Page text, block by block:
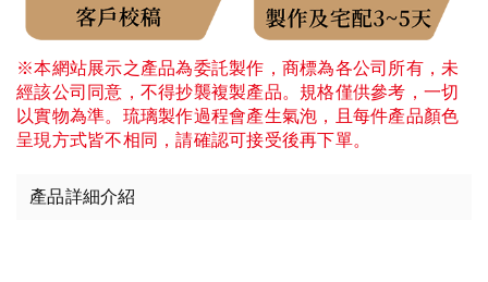
※本網站展示之產品為委託製作，商標為各公司所有，未
經該公司同意，不得抄襲複製產品。規格僅供參考，一切
以實物為準。琉璃製作過程會產生氣泡，且每件產品顏色
呈現方式皆不相同，請確認可接受後再下單。
產品詳細介紹